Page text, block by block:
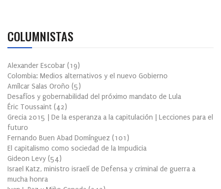
COLUMNISTAS
Alexander Escobar (19)
Colombia: Medios alternativos y el nuevo Gobierno
Amílcar Salas Oroño (5)
Desafíos y gobernabilidad del próximo mandato de Lula
Éric Toussaint (42)
Grecia 2015 | De la esperanza a la capitulación | Lecciones para el
futuro
Fernando Buen Abad Domínguez (101 )
El capitalismo como sociedad de la Impudicia
Gideon Levy (54)
Israel Katz, ministro israelí de Defensa y criminal de guerra a
mucha honra